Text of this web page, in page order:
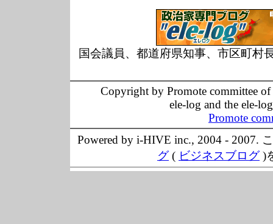
国会議員、都道府県知事、市区町村
Copyright by Promote committee
ele-log and the ele-
Promote
Powered by i-HIVE inc., 2004 - 2007.
グ( ビジネスブログ)